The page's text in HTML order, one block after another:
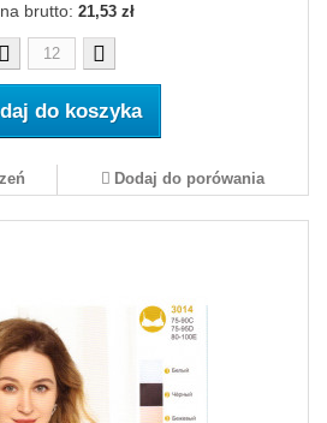
brutto: 21,53 zł
do koszyka
Dodaj do porówania